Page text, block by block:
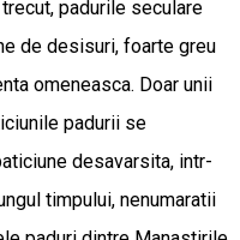
padurile seculare
de desisuri, foarte greu
omeneasca. Doar unii
padurii se
desavarsita, intr-
timpului, nenumaratii